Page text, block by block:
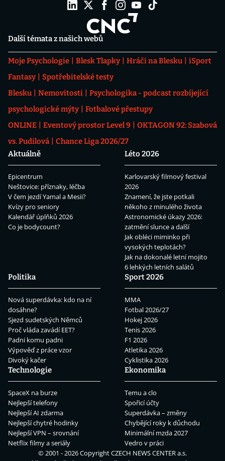
Další témata z našich webů
Moje Psychologie Blesk Tlapky Hráči na Blesku
iSport
Fantasy
Spotřebitelské testy
Blesku
Nemovitosti
Psychologika - podcast rozbíjející
psychologické mýty
Fotbalové přestupy
ONLINE
Eventový prostor Level 9
OKTAGON 92: Szabová
vs. Pudilová
Chance Liga 2026/27
Aktuálně
Epicentrum
Neštovice: příznaky, léčba
V čem jezdí Yamal a Mesii?
Kvízy pro seniory
Kalendář úplňků 2026
Co je bodycount?
Léto 2026
Karlovarský filmový festival
2026
Znamení, že jste potkali
někoho z minulého života
Astronomické úkazy 2026:
zatmění slunce a další
Jak obléci miminko při
vysokých teplotách?
Jak na dokonalé letní mojito
6 lehkých letních salátů
Politika
Nová superdávka: kdo na ní
dosáhne?
Sjezd sudetských Němců
Proč vláda zavádí EET?
Padni komu padni
Výpověď z práce vzor
Divoký kačer
Sport 2026
MMA
Fotbal 2026/27
Hokej 2026
Tenis 2026
F1 2026
Atletika 2026
Cyklistika 2026
Technologie
SpaceX na burze
Nejlepší telefony
Nejlepší AI zdarma
Nejlepší chytré hodinky
Nejlepší VPN – srovnání
Netflix filmy a seriály
Ekonomika
Temu a clo
Spořicí účty
Superdávka – změny
Chybějící roky k důchodu
Minimální mzda 2027
Vedro v práci
© 2001 - 2026 CopyrightCZECH NEWS CENTER a.s.